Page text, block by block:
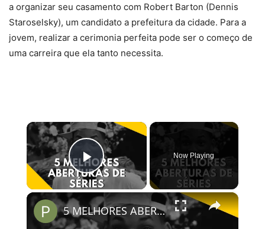
a organizar seu casamento com Robert Barton (Dennis
Staroselsky), um candidato a prefeitura da cidade. Para a
jovem, realizar a cerimonia perfeita pode ser o começo de
uma carreira que ela tanto necessita.
×
Play Video
Now Playing
×
5 MELHORES ABERTURAS DE SÉRIES | Pipocas Tv #13